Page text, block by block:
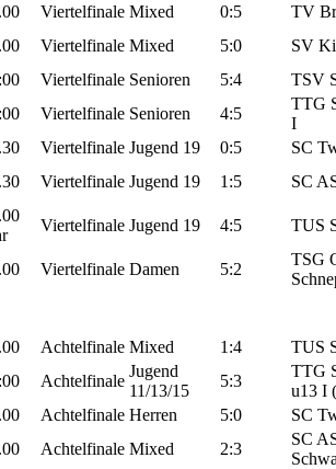
Viertelfinale Mixed 0:5
TV
Viertelfinale Mixed 5:0
SV
Viertelfinale Senioren 5:4
TSV
Viertelfinale Senioren 4:5
TTG
I
Viertelfinale Jugend 19 0:5
SC
Viertelfinale Jugend 19 1:5 SC
Viertelfinale Jugend 19 4:5 TUS
Viertelfinale Damen 5:2
TSG
Achtelfinale Mixed 1:4
TUS
Achtelfinale
Jugend
11/13/15
5:3
TTG
u13 I
Achtelfinale Herren 5:0
SC
Achtelfinale Mixed 2:3
SC